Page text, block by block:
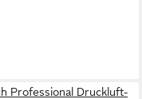
Professional Druckluft-